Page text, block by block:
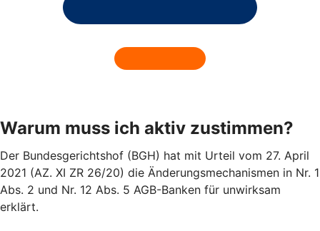
Warum muss ich aktiv zustimmen?
Der Bundesgerichtshof (BGH) hat mit Urteil vom 27. April
2021 (AZ. XI ZR 26/20) die Änderungsmechanismen in Nr. 1
Abs. 2 und Nr. 12 Abs. 5 AGB-Banken für unwirksam
erklärt.